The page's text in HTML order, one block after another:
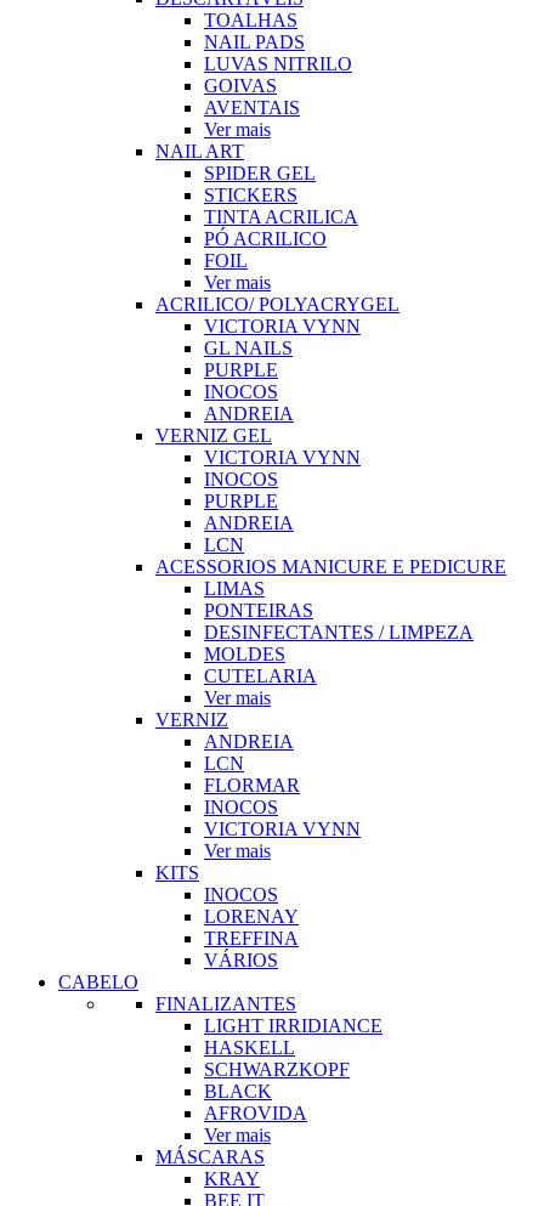
TOALHAS
NAIL PADS
LUVAS NITRILO
GOIVAS
AVENTAIS
Ver mais
NAIL ART
SPIDER GEL
STICKERS
TINTA ACRILICA
PÓ ACRILICO
FOIL
Ver mais
ACRILICO/ POLYACRYGEL
VICTORIA VYNN
GL NAILS
PURPLE
INOCOS
ANDREIA
VERNIZ GEL
VICTORIA VYNN
INOCOS
PURPLE
ANDREIA
LCN
ACESSORIOS MANICURE E PEDICURE
LIMAS
PONTEIRAS
DESINFECTANTES / LIMPEZA
MOLDES
CUTELARIA
Ver mais
VERNIZ
ANDREIA
LCN
FLORMAR
INOCOS
VICTORIA VYNN
Ver mais
KITS
INOCOS
LORENAY
TREFFINA
VÁRIOS
CABELO
FINALIZANTES
LIGHT IRRIDIANCE
HASKELL
SCHWARZKOPF
BLACK
AFROVIDA
Ver mais
MÁSCARAS
KRAY
BEE IT